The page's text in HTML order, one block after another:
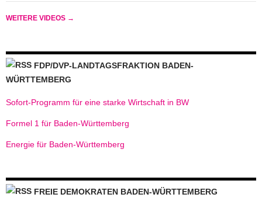
WEITERE VIDEOS →
FDP/DVP-LANDTAGSFRAKTION BADEN-
WÜRTTEMBERG
Sofort-Programm für eine starke Wirtschaft in BW
Formel 1 für Baden-Württemberg
Energie für Baden-Württemberg
FREIE DEMOKRATEN BADEN-WÜRTTEMBERG